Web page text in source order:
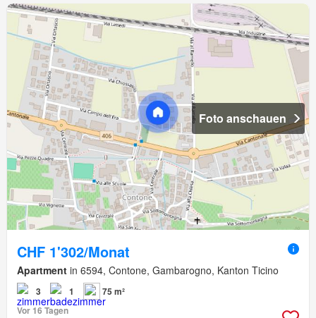
Foto anschauen
CHF 1'302/Monat
Apartment in 6594, Contone, Gambarogno, Kanton Ticino
3 1
75 m²
Vor 16 Tagen